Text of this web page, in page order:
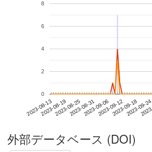
2023-08-132023-08-192023-08-252023-08-312023-09-062023-09-122023-09-182023-09-24
0
2
4
6
8
外部データベース (DOI)